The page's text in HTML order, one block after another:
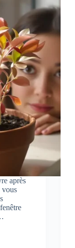
après
vous